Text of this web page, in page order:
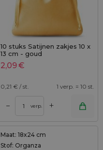
10 stuks Satijnen zakjes 10 x
13 cm - goud
2,09€
0,21 € / st. 1 verp. = 10 st.
– verp. +
Maat: 18x24 cm
Stof: Organza